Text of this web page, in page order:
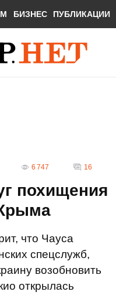
БИЗНЕС ПУБЛИКАЦИИ
6 747 16
похищения
что Чауса
спецслужб,
возобновить
открылась